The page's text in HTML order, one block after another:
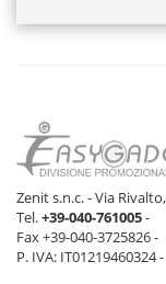
Zenit s.n.c. - Via
Tel.+39-040-761005-
Fax +39-040-3725826 -
P. IVA: IT01219460324 -